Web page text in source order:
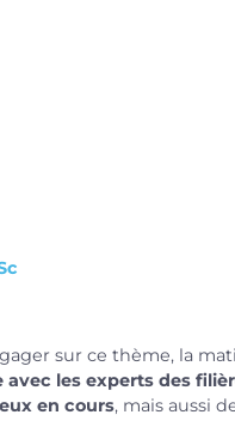
sur ce thème, la
les experts des
en cours, mais aussi